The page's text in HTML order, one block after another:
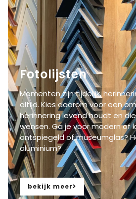
Fotolijsten
Momenten zijn tijdelijk,
altijd. Kies daarom voor eenom
herinnering levend houdt en
wensen. Ga je voor modern of
ontspiegeld of museumglas?
aluminium?
bekijk meer